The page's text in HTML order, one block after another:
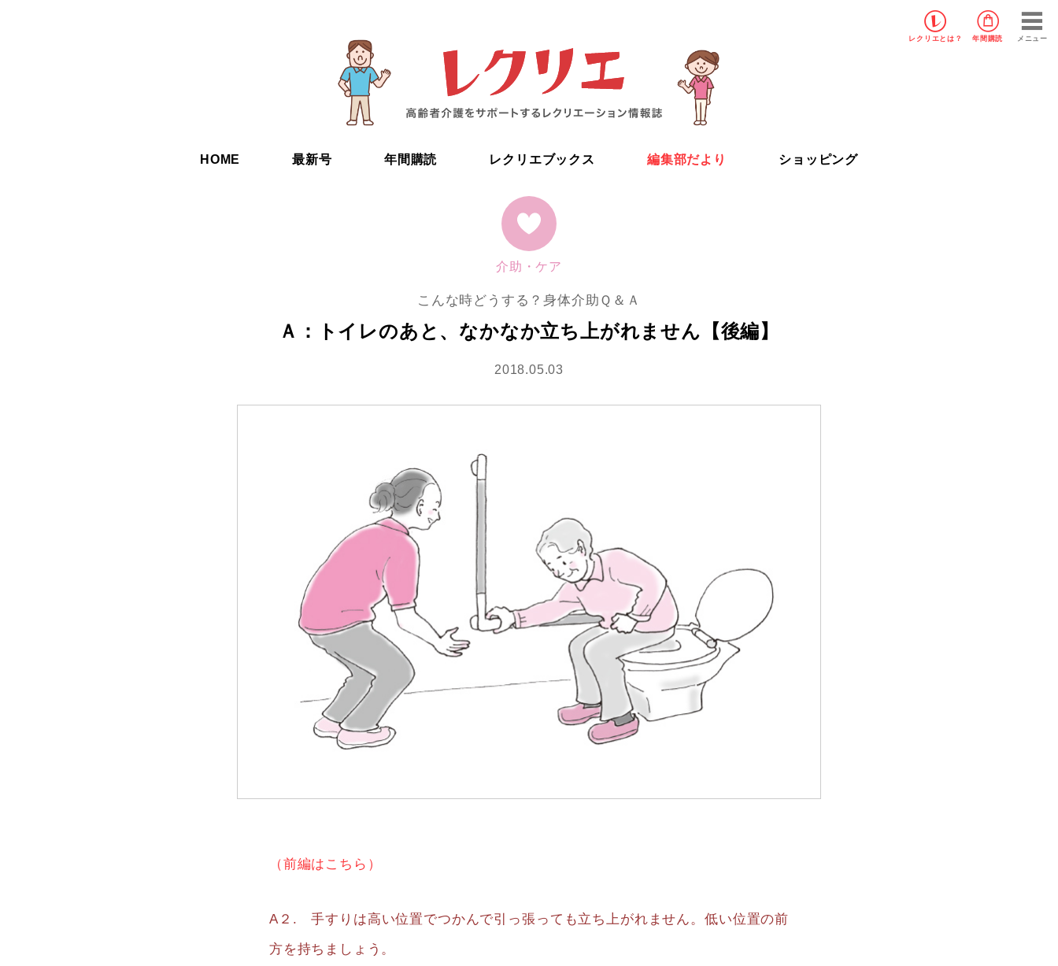
レクリエ とは？ 年間購読 メニュー
HOME 最新号 年間購読 レクリエブックス 編集部だより ショッピング
介助・ケア
こんな時どうする？身体介助Ｑ＆Ａ
Ａ：トイレのあと、なかなか立ち上がれません【後編】
2018.05.03
（前編はこちら）
A２. 手すりは高い位置でつかんで引っ張っても立ち上がれません。低い位置の前
方を持ちましょう。